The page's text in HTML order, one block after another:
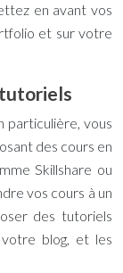
en avant vos
et sur votre
particulière, vous
des cours en
Skillshare ou
vos cours à un
des tutoriels
blog, et les